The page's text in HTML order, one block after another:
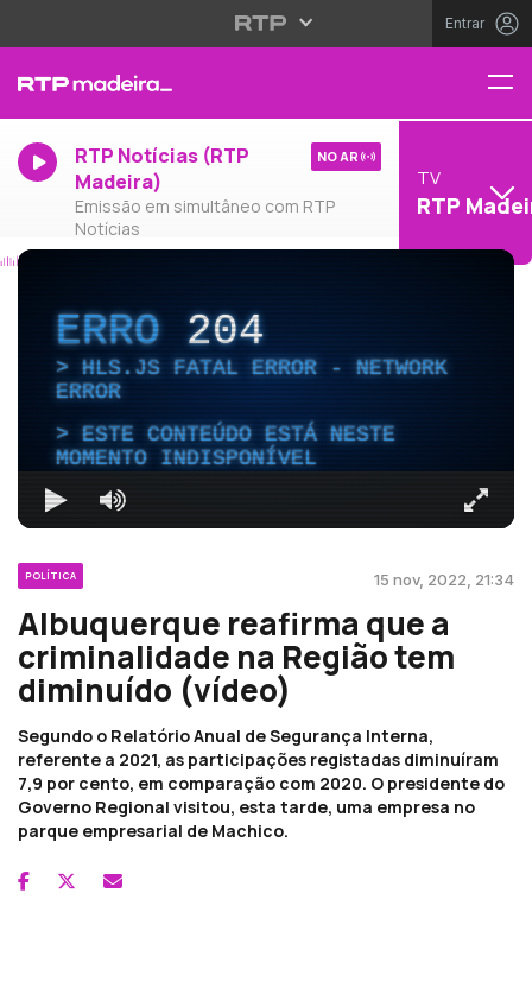
Entrar
RTP Notícias (RTP
Madeira)
Emissão em simultâneo com RTP
Notícias
NO AR
TV
RTP
ERRO204
HLS.JS FATAL ERROR - NETWORK
ERROR
ESTE CONTEÚDO ESTÁ NESTE
MOMENTO INDISPONÍVEL
POLÍTICA 15 nov, 2022, 21:34
Albuquerque reafirma que a
criminalidade na Região tem
diminuído (vídeo)
Segundo o Relatório Anual de Segurança Interna,
referente a 2021, as participações registadas diminuíram
7,9 por cento, em comparação com 2020. O presidente do
Governo Regional visitou, esta tarde, uma empresa no
parque empresarial de Machico.